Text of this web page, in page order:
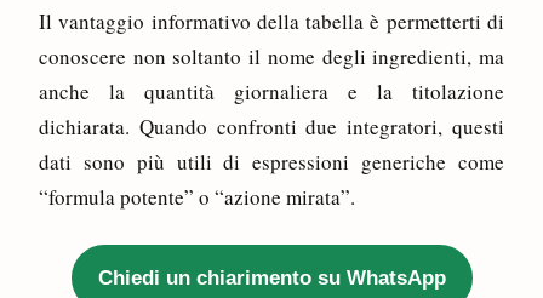
Il vantaggio informativo della tabella è permetterti di
conoscere non soltanto il nome degli ingredienti, ma
anche la quantità giornaliera e la titolazione
dichiarata. Quando confronti due integratori, questi
dati sono più utili di espressioni generiche come
“formula potente” o “azione mirata”.
Chiedi un chiarimento su WhatsApp